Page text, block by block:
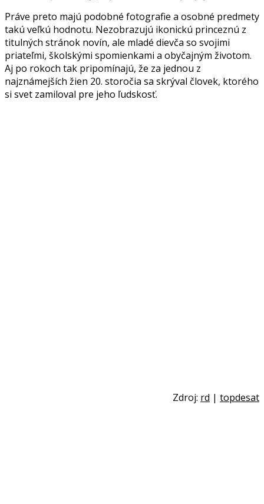
Práve preto majú podobné fotografie a osobné predmety
takú veľkú hodnotu. Nezobrazujú ikonickú princeznú z
titulných stránok novín, ale mladé dievča so svojimi
priateľmi, školskými spomienkami a obyčajným životom.
Aj po rokoch tak pripomínajú, že za jednou z
najznámejších žien 20. storočia sa skrýval človek, ktorého
si svet zamiloval pre jeho ľudskosť.
Zdroj: rd | topdesat